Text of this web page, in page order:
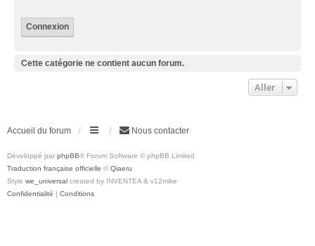
Cette catégorie ne contient aucun forum.
Aller
Accueil du forum Nous contacter
Développé par phpBB® Forum Software © phpBB Limited
Traduction française officielle © Qiaeru
Style we_universal created by INVENTEA & v12mike
Confidentialité | Conditions